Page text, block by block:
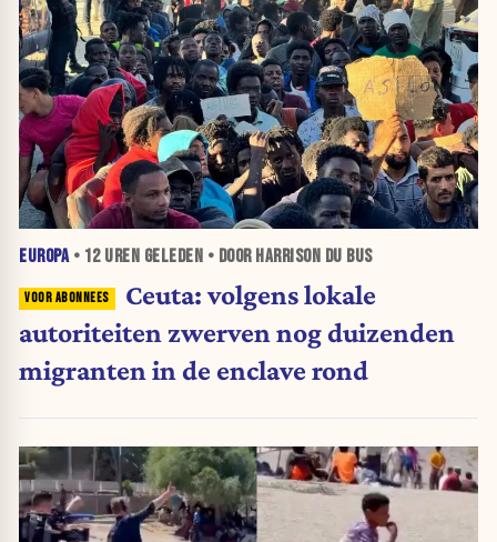
EUROPA• 12 UREN GELEDEN • DOOR HARRISON DU BUS
Ceuta: volgens lokale
autoriteiten zwerven nog duizenden
migranten in de enclave rond